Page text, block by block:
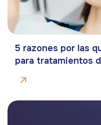
5 razones por las
para tratamientos